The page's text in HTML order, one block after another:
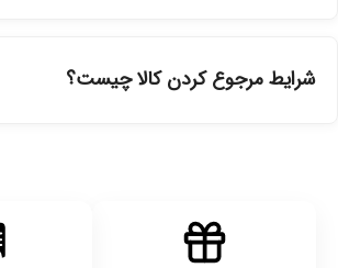
شرایط مرجوع کردن کالا چیست؟